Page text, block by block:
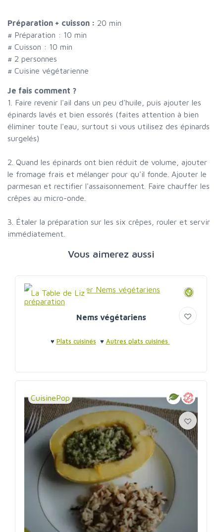
Préparation + cuisson : 20 min
# Préparation : 10 min
# Cuisson : 10 min
# 2 personnes
# Cuisine végétarienne
Je fais comment ?
1. Faire revenir l'ail dans un peu d'huile, puis ajouter les
épinards lavés et bien essorés (faites attention à bien
éliminer toute l'eau, surtout si vous utilisez des épinards
surgelés)
2. Quand les épinards ont bien réduit de volume, ajouter
le fromage frais et mélanger pour qu'il fonde. Ajouter le
parmesan et rectifier l'assaisonnement. Faire chauffer les
crêpes au micro-onde.
3. Étaler la préparation sur les six crêpes, rouler et servir
immédiatement.
Vous aimerez aussi
La Table de Liz
Nems végétariens
♥ Plats cuisinés ♥ Autres plats cuisinés
CuisinePop